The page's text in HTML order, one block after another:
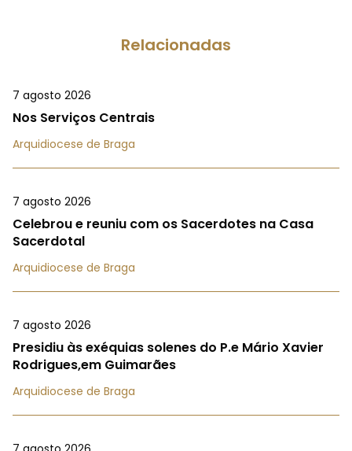
Relacionadas
7 agosto 2026
Nos Serviços Centrais
Arquidiocese de Braga
7 agosto 2026
Celebrou e reuniu com os Sacerdotes na Casa
Sacerdotal
Arquidiocese de Braga
7 agosto 2026
Presidiu às exéquias solenes do P.e Mário Xavier
Rodrigues,em Guimarães
Arquidiocese de Braga